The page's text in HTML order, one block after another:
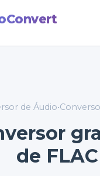
de Áudio•
de FLAC